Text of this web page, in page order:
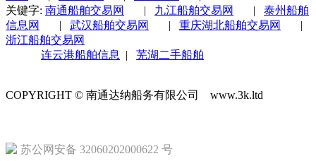
关键字: 南通船舶交易网 | 九江船舶交易网 | 泰州船舶
信息网
| 武汉船舶交易网 | 重庆湖北船舶交易网
|
浙江船舶交易网
连云港船舶信息 | 芜湖二手船舶
COPYRIGHT © 南通达纳船务有限公司 www.3k.ltd
苏公网安备 32060202000622 号